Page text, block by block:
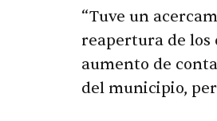
“Tuve un
reapertura de los
aumento de
del municipio,